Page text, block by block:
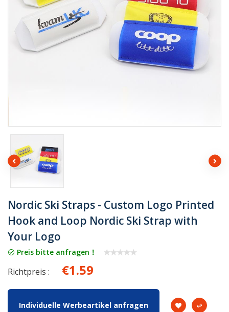
Nordic Ski Straps - Custom Logo Printed
Hook and Loop Nordic Ski Strap with
Your Logo
Preis bitte anfragen！
Richtpreis : €1.59
Individuelle Werbeartikel anfragen